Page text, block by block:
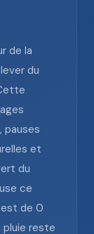
de la
du
pauses
et
du
ce
est de 0
pluie reste